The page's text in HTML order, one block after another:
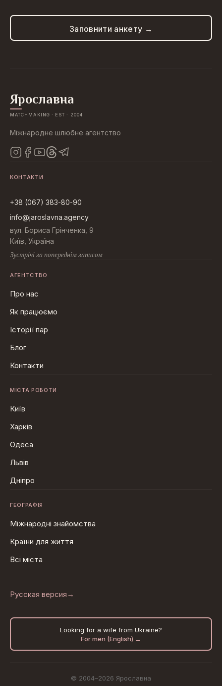
Заповнити анкету →
Ярославна
MATCHMAKING · EST · 2004
Міжнародне шлюбне агентство
КОНТАКТИ
+38 (067) 383-80-90
info@jaroslavna.agency
вул. Бориса Грінченка, 9
Київ, Україна
Зустрічі за попереднім записом
АГЕНТСТВО
Про нас
Як працюємо
Історії пар
Блог
Контакти
МІСТА РОБОТИ
Київ
Харків
Одеса
Львів
Дніпро
ГЕОГРАФІЯ
Міжнародні знайомства
Країни для життя
Всі міста
Русская версия →
Looking for a wife from Ukraine?
For men (English) →
© 2004–2026 Ярославна